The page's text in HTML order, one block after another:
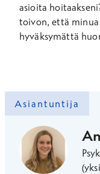
asioita
toivon, että minua
hyväksymättä
Asiantuntija